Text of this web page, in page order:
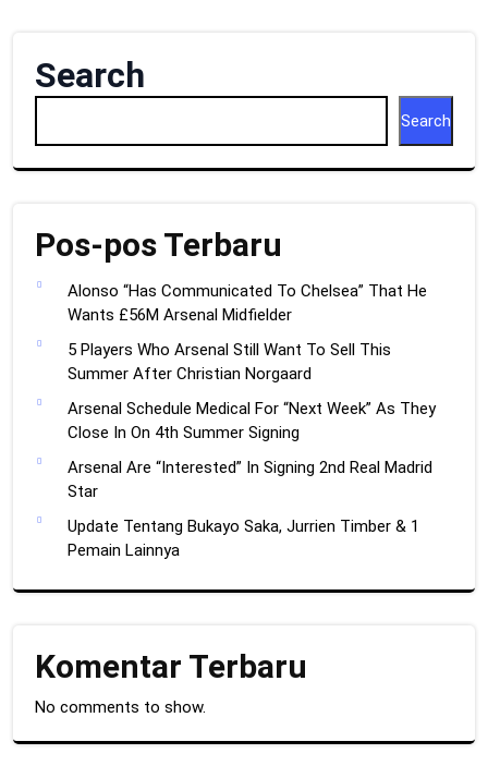
Search
Search
Pos-pos Terbaru
Alonso “Has Communicated To Chelsea” That He
Wants £56M Arsenal Midfielder
5 Players Who Arsenal Still Want To Sell This
Summer After Christian Norgaard
Arsenal Schedule Medical For “Next Week” As They
Close In On 4th Summer Signing
Arsenal Are “Interested” In Signing 2nd Real Madrid
Star
Update Tentang Bukayo Saka, Jurrien Timber & 1
Pemain Lainnya
Komentar Terbaru
No comments to show.